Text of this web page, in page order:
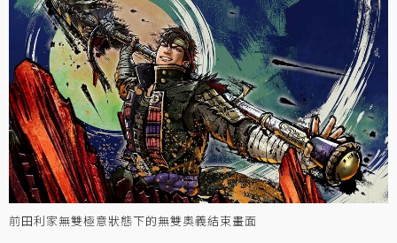
前田利家無雙極意狀態下的無雙奧義結束畫面